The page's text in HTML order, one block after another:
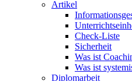
Artikel
Check-Liste
Sicherheit
Was ist
Was ist
Diplomarbeit